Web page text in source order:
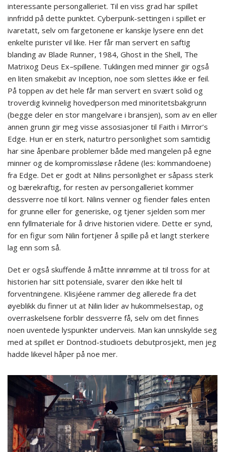
interessante persongalleriet. Til en viss grad har spillet
innfridd på dette punktet. Cyberpunk-settingen i spillet er
ivaretatt, selv om fargetonene er kanskje lysere enn det
enkelte purister vil like. Her får man servert en saftig
blanding av Blade Runner, 1984, Ghost in the Shell, The
Matrixog Deus Ex–spillene. Tuklingen med minner gir også
en liten smakebit av Inception, noe som slettes ikke er feil.
På toppen av det hele får man servert en svært solid og
troverdig kvinnelig hovedperson med minoritetsbakgrunn
(begge deler en stor mangelvare i bransjen), som av en eller
annen grunn gir meg visse assosiasjoner til Faith i Mirror’s
Edge. Hun er en sterk, naturtro personlighet som samtidig
har sine åpenbare problemer både med mangelen på egne
minner og de kompromissløse rådene (les: kommandoene)
fra Edge. Det er godt at Nilins personlighet er såpass sterk
og bærekraftig, for resten av persongalleriet kommer
dessverre noe til kort. Nilins venner og fiender føles enten
for grunne eller for generiske, og tjener sjelden som mer
enn fyllmateriale for å drive historien videre. Dette er synd,
for en figur som Nilin fortjener å spille på et langt sterkere
lag enn som så.
Det er også skuffende å måtte innrømme at til tross for at
historien har sitt potensiale, svarer den ikke helt til
forventningene. Klisjéene rammer deg allerede fra det
øyeblikk du finner ut at Nilin lider av hukommelsestap, og
overraskelsene forblir dessverre få, selv om det finnes
noen uventede lyspunkter underveis. Man kan unnskylde seg
med at spillet er Dontnod-studioets debutprosjekt, men jeg
hadde likevel håper på noe mer.